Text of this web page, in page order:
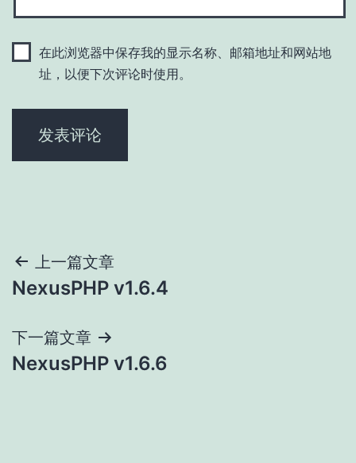
在此浏览器中保存我的显示名称、邮箱地址和网站地
址，以便下次评论时使用。
文
章
导
航
上一篇文章
NexusPHP v1.6.4
下一篇文章
NexusPHP v1.6.6